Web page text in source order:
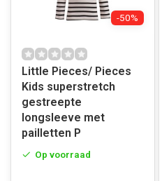
-50%
Little Pieces/ Pieces
Kids superstretch
gestreepte
longsleeve met
pailletten P
Op voorraad